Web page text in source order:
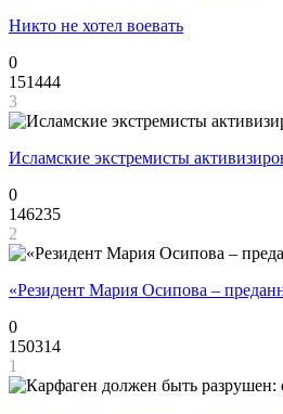
Никто не хотел воевать
0
151444
3
Исламские экстремисты
0
146235
2
«Резидент Мария Осипова –
0
150314
1